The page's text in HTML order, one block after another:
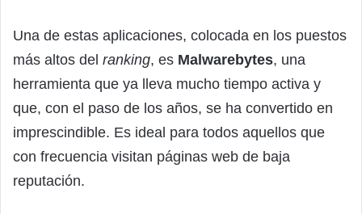
Una de estas aplicaciones, colocada en los puestos
más altos del ranking, es Malwarebytes, una
herramienta que ya lleva mucho tiempo activa y
que, con el paso de los años, se ha convertido en
imprescindible. Es ideal para todos aquellos que
con frecuencia visitan páginas web de baja
reputación.